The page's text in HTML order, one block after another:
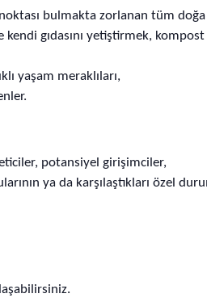
bulmakta zorlanan tüm doğa
gıdasını yetiştirmek,
yaşam meraklıları,
potansiyel girişimciler,
ya da karşılaştıkları özel